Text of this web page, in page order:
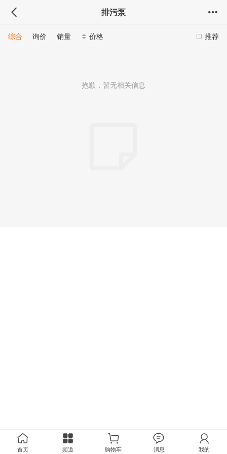
排污泵
推荐
综合 询价 销量 价格
抱歉，暂无相关信息
首页 频道 购物车 消息 我的